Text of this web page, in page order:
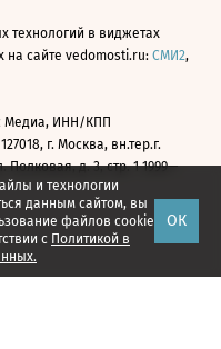
и технологии
данным сайтом, вы
файлов cookie
с Политикой в
ОК
технологий в виджетах
сайте vedomosti.ru: СМИ2,
Медиа, ИНН/КПП
г. Москва, вн.тер.г.
д. 3, стр. 1 1999—